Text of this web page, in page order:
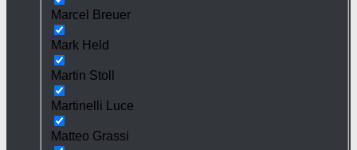
Marcel Breuer
Mark Held
Martin Stoll
Martinelli Luce
Matteo Grassi